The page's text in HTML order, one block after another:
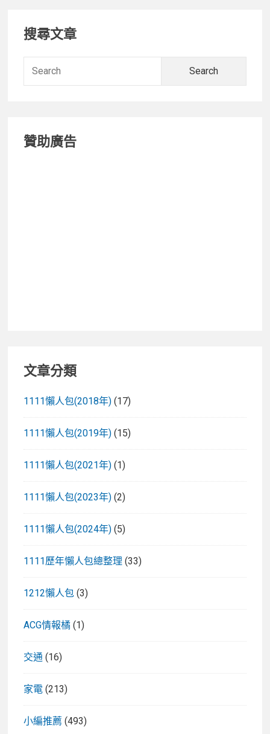
Primary
Sidebar
搜尋文章
贊助廣告
文章分類
1111懶人包(2018年) (17)
1111懶人包(2019年) (15)
1111懶人包(2021年) (1)
1111懶人包(2023年) (2)
1111懶人包(2024年) (5)
1111歷年懶人包總整理 (33)
1212懶人包 (3)
ACG情報橘 (1)
交通 (16)
家電 (213)
小編推薦 (493)